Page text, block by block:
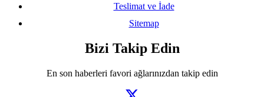
Teslimat ve İade
Sitemap
Bizi Takip Edin
En son haberleri favori ağlarınızdan takip edin